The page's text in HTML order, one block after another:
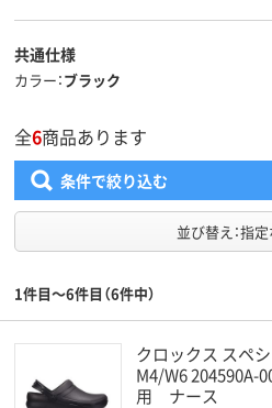
共通仕様
カラー ブラック
全6商品あります
条件で絞り込む
並び替え：指
1件目～6件目（6件中）
クロックス スペ
M4/W6
用 ナース